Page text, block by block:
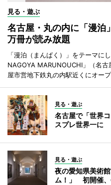
見る・遊ぶ
名古屋・丸の内に「漫
万冊が読み放題
「漫泊（まんぱく）」をテーマに
NAGOYA MARUNOUCHI」（名
屋市営地下鉄丸の内駅近くにオープ
見る・遊ぶ
名古屋で「世界
スプレ世界一に
見る・遊ぶ
夜の愛知県美術
ム！」 初開催、